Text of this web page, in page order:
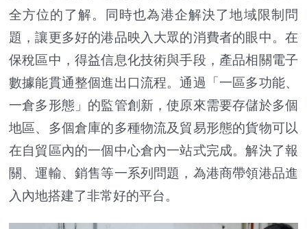
全方位的了解。同時也為港企解決了地域限制問
題，讓更多好的港品映入大眾的消費者的眼中。在
保稅區中，得益信息化技術與手段，產品相關電子
數據能貫通整個進出口流程。通過「一區多功能、
一倉多形態」的監管創新，使原來需要存儲於多個
地區、多個倉庫的多種物流及貿易形態的貨物可以
在自貿區內的一個中心倉內一站式完成。解決了報
關、運輸、銷售等一系列問題，為港商帶領港品進
入內地搭建了非常好的平台。